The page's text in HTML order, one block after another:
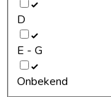
D
E - G
Onbekend